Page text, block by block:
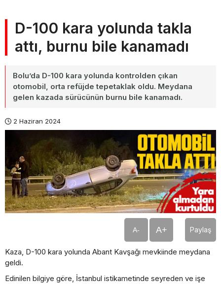
D-100 kara yolunda takla
attı, burnu bile kanamadı
Bolu’da D-100 kara yolunda kontrolden çıkan
otomobil, orta refüjde tepetaklak oldu. Meydana
gelen kazada sürücünün burnu bile kanamadı.
2 Haziran 2024
A- A+ Paylaş
Kaza, D-100 kara yolunda Abant Kavşağı mevkiinde meydana
geldi.
Edinilen bilgiye göre, İstanbul istikametinde seyreden ve işe